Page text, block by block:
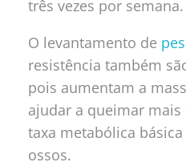
três vezes por semana.
O levantamento de
resistência também
pois aumentam a
ajudar a queimar
taxa metabólica
ossos.